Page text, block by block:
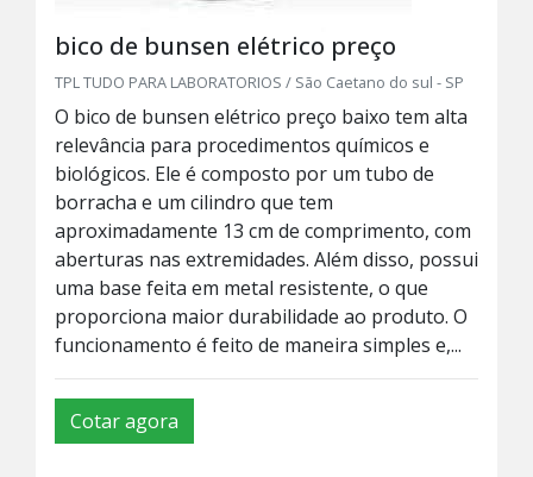
bico de bunsen elétrico preço
TPL TUDO PARA LABORATORIOS / São Caetano do sul - SP
O bico de bunsen elétrico preço baixo tem alta
relevância para procedimentos químicos e
biológicos. Ele é composto por um tubo de
borracha e um cilindro que tem
aproximadamente 13 cm de comprimento, com
aberturas nas extremidades. Além disso, possui
uma base feita em metal resistente, o que
proporciona maior durabilidade ao produto. O
funcionamento é feito de maneira simples e,...
Cotar agora